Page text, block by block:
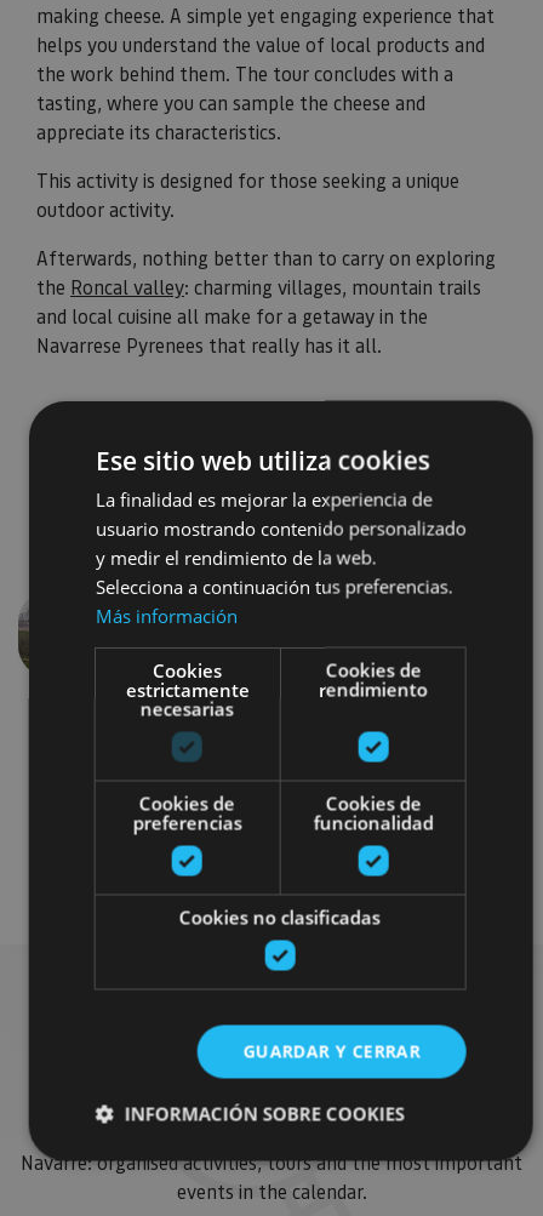
making cheese. A simple yet engaging experience that
helps you understand the value of local products and
the work behind them. The tour concludes with a
tasting, where you can sample the cheese and
appreciate its characteristics.
This activity is designed for those seeking a unique
outdoor activity.
Afterwards, nothing better than to carry on exploring
the Roncal valley: charming villages, mountain trails
and local cuisine all make for a getaway in the
Navarrese Pyrenees that really has it all.
Previous
Gastronomía Visitas guiadas
Find more plans
Find more plans and suggestions to round off your trip in
Navarre: organised activities, tours and the most important
events in the calendar.
Ese sitio web utiliza cookies
La finalidad es mejorar la experiencia de
usuario mostrando contenido personalizado
y medir el rendimiento de la web.
Selecciona a continuación tus preferencias.
Más información
Cookies
estrictamente
necesarias
Cookies de
rendimiento
Cookies de
preferencias
Cookies de
funcionalidad
Cookies no clasificadas
GUARDAR Y CERRAR
INFORMACIÓN SOBRE COOKIES